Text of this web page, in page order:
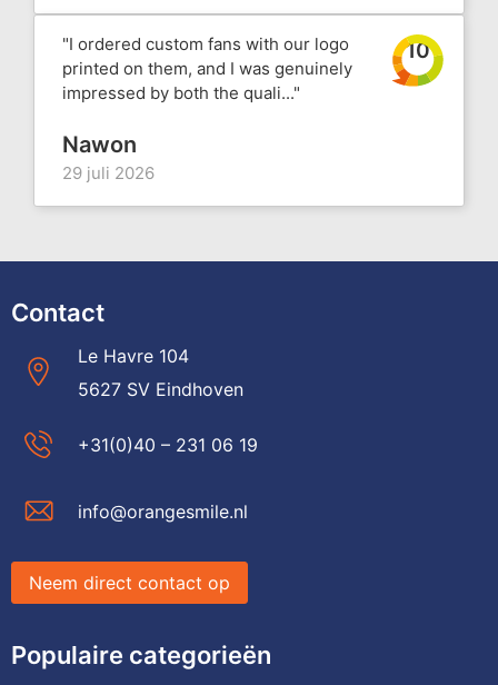
"I ordered custom fans with our logo
printed on them, and I was genuinely
impressed by both the quali..."
10
Nawon
29 juli 2026
Contact
Le Havre 104
5627 SV Eindhoven
+31(0)40 – 231 06 19
info@orangesmile.nl
Neem direct contact op
Populaire categorieën